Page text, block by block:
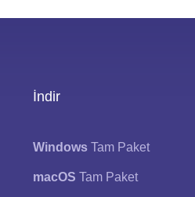
İndir
Windows Tam Paket
macOS Tam Paket